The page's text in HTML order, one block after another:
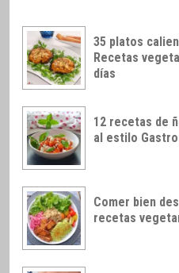
35 platos
Recetas
días
12 recetas de
al estilo
Comer bien
recetas